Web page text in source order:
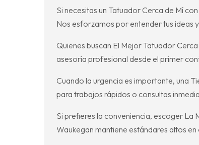
Si necesitas un Tatuador Cerca de Mí
Nos esforzamos por entender tus ideas
Quienes buscan El Mejor Tatuador
asesoría profesional desde el primer
Cuando la urgencia es importante, una
para trabajos rápidos o consultas
Si prefieres la conveniencia, escoger La
Waukegan mantiene estándares altos